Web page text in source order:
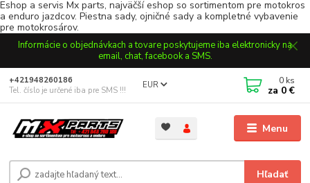
Eshop a servis Mx parts, najväčší eshop so sortimentom pre motokros
a enduro jazdcov. Piestna sady, ojničné sady a kompletné vybavenie
pre motokrosárov.
Informácie o objednávkach a tovare poskytujeme iba elektronicky na
email, chat, facebook a SMS.
Menu
EUR
Hľadať
+421948260186
Tel. číslo je určené iba pre SMS !!!
0 ks
za 0 €